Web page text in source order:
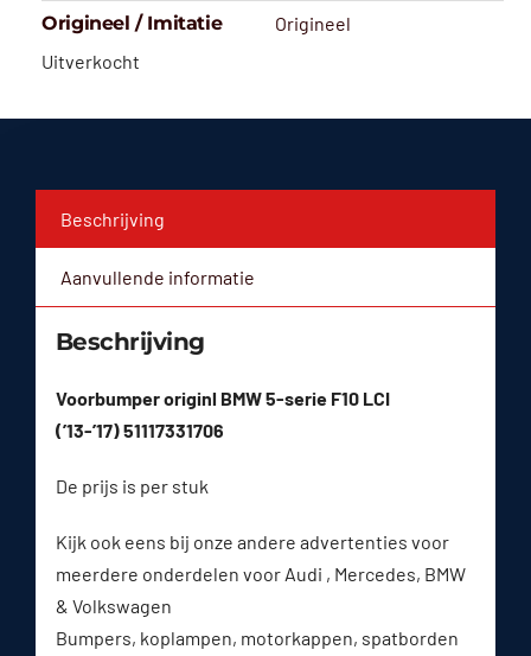
Origineel / Imitatie
Origineel
Uitverkocht
Beschrijving
Aanvullende informatie
Beschrijving
Voorbumper originl BMW 5-serie F10 LCI
(’13-’17) 51117331706
De prijs is per stuk
Kijk ook eens bij onze andere advertenties voor
meerdere onderdelen voor Audi , Mercedes, BMW
& Volkswagen
Bumpers, koplampen, motorkappen, spatborden